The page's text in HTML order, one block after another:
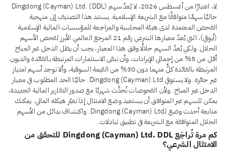
لا، اعتبارًا من أغسطس 2026، لا يُعدّ سهم Dingdong (Cayman) Ltd. (DDL)
حاليًا سهمًا متوافقًا مع الشريعة الإسلامية. يستند هذا التصنيف إلى منهجية
الفحص المعتمدة لدى هيئة المحاسبة والمراجعة للمؤسسات المالية الإسلامية
(أيوفي)، التي يُعدّ معيارها الشرعي رقم 21 المرجع العالمي الأبرز لفحص الأسهم
الحلال. ولكي يُعدّ السهم حلالًا وفق هذا المعيار، يجب أن يظل الدخل غير المباح
أقل من 5% من إجمالي الإيرادات، وأن تبقى الاستثمارات المرتبطة بالفائدة والديون
المرتبطة بالفائدة كلٌّ منهما دون 30% من القيمة السوقية، وألا توجد أسهم امتياز
غير جائزة. ولا يستوفي Dingdong (Cayman) Ltd. حاليًا الحد المطلوب في معيار
الدخل غير المباح. ولأن الفحوصات تُحدَّث شهريًا مع صدور التقارير المالية الجديدة،
يمكن للسهم غير المتوافق أن يستعيد وضع الامتثال إذا تغيّر هيكله المالي. يمكنك
متابعة أحدث وضع لـDingdong (Cayman) Ltd. واكتشاف بدائل من الأسهم
الحلال المتوافقة مع الشريعة في تطبيق تبادلات.
كم مرة تُراجَع Dingdong (Cayman) Ltd. DDL للتحقق من
الامتثال الشرعي؟